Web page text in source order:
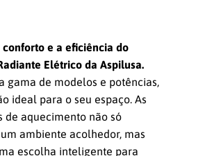
conforto e a eficiência do
Elétrico da Aspilusa.
gama de modelos e potências,
ideal para o seu espaço. As
de aquecimento não só
ambiente acolhedor, mas
escolha inteligente para